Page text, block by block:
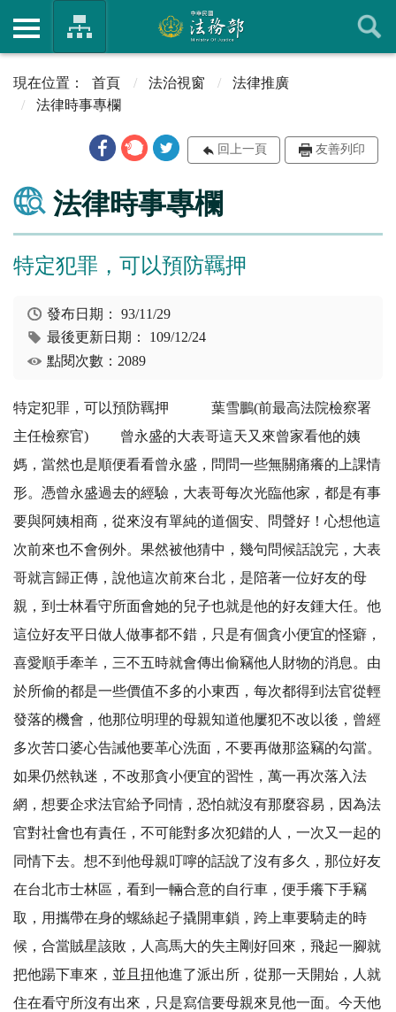
首頁 法治視窗
法律推廣
法律時事專欄
回上一頁 友善列印
法律時事專欄
特定犯罪，可以預防羈押
發布日期：93/11/29
最後更新日期： 109/12/24
點閱次數：2089
特定犯罪，可以預防羈押 葉雪鵬(前最高法院檢察署
主任檢察官) 曾永盛的大表哥這天又來曾家看他的姨
媽，當然也是順便看看曾永盛，問問一些無關痛癢的上課情
形。憑曾永盛過去的經驗，大表哥每次光臨他家，都是有事
要與阿姨相商，從來沒有單純的道個安、問聲好！心想他這
次前來也不會例外。果然被他猜中，幾句問候話說完，大表
哥就言歸正傳，說他這次前來台北，是陪著一位好友的母
親，到士林看守所面會她的兒子也就是他的好友鍾大任。他
這位好友平日做人做事都不錯，只是有個貪小便宜的怪癖，
喜愛順手牽羊，三不五時就會傳出偷竊他人財物的消息。由
於所偷的都是一些價值不多的小東西，每次都得到法官從輕
發落的機會，他那位明理的母親知道他屢犯不改以後，曾經
多次苦口婆心告誡他要革心洗面，不要再做那盜竊的勾當。
如果仍然執迷，不改那貪小便宜的習性，萬一再次落入法
網，想要企求法官給予同情，恐怕就沒有那麼容易，因為法
官對社會也有責任，不可能對多次犯錯的人，一次又一起的
同情下去。想不到他母親叮嚀的話說了沒有多久，那位好友
在台北市士林區，看到一輛合意的自行車，便手癢下手竊
取，用攜帶在身的螺絲起子撬開車鎖，跨上車要騎走的時
候，合當賊星該敗，人高馬大的失主剛好回來，飛起一腳就
把他踼下車來，並且扭他進了派出所，從那一天開始，人就
住在看守所沒有出來，只是寫信要母親來見他一面。今天他